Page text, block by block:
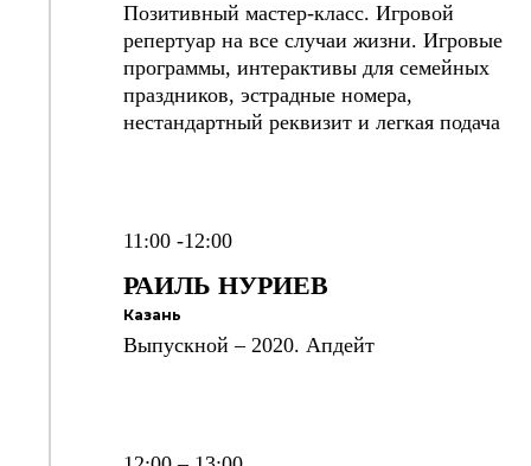
Позитивный мастер-класс. Игровой
репертуар на все случаи жизни. Игровые
программы, интерактивы для семейных
праздников, эстрадные номера,
нестандартный реквизит и легкая подача
11:00 -12:00
РАИЛЬ НУРИЕВ
Казань
Выпускной – 2020. Апдейт